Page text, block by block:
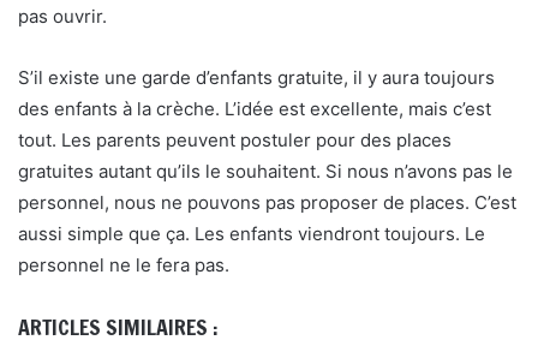
pas ouvrir.
S’il existe une garde d’enfants gratuite, il y aura toujours
des enfants à la crèche. L’idée est excellente, mais c’est
tout. Les parents peuvent postuler pour des places
gratuites autant qu’ils le souhaitent. Si nous n’avons pas le
personnel, nous ne pouvons pas proposer de places. C’est
aussi simple que ça. Les enfants viendront toujours. Le
personnel ne le fera pas.
ARTICLES SIMILAIRES :